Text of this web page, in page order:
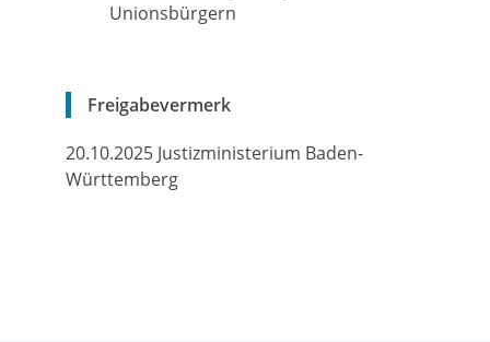
Unionsbürgern
Freigabevermerk
20.10.2025 Justizministerium Baden-
Württemberg